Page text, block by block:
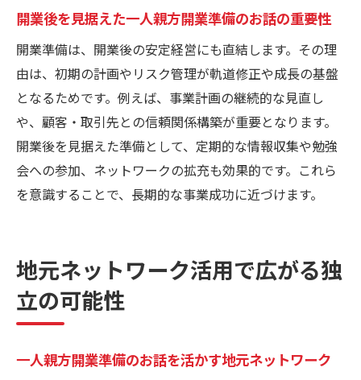
開業後を見据えた一人親方開業準備のお話の重要性
開業準備は、開業後の安定経営にも直結します。その理
由は、初期の計画やリスク管理が軌道修正や成長の基盤
となるためです。例えば、事業計画の継続的な見直し
や、顧客・取引先との信頼関係構築が重要となります。
開業後を見据えた準備として、定期的な情報収集や勉強
会への参加、ネットワークの拡充も効果的です。これら
を意識することで、長期的な事業成功に近づけます。
地元ネットワーク活用で広がる独
立の可能性
一人親方開業準備のお話を活かす地元ネットワーク